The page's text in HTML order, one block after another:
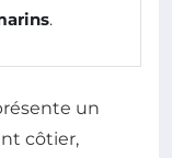
.
un
côtier,